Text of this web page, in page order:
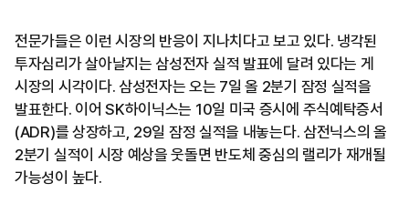
전문가들은 이런 시장의 반응이 지나치다고 보고 있다. 냉각된
투자심리가 살아날지는 삼성전자 실적 발표에 달려 있다는 게
시장의 시각이다. 삼성전자는 오는 7일 올 2분기 잠정 실적을
발표한다. 이어 SK하이닉스는 10일 미국 증시에 주식예탁증서
(ADR)를 상장하고, 29일 잠정 실적을 내놓는다. 삼전닉스의 올
2분기 실적이 시장 예상을 웃돌면 반도체 중심의 랠리가 재개될
가능성이 높다.